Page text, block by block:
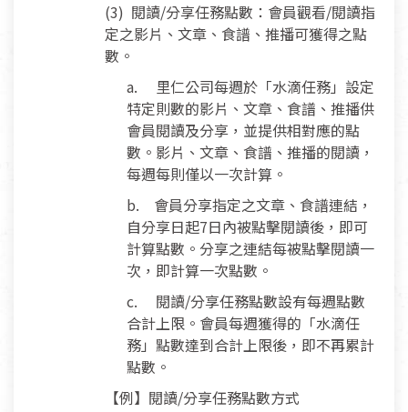
(3) 閱讀/分享任務點數：會員觀看/閱讀指
定之影片、文章、食譜、推播可獲得之點
數。
a. 里仁公司每週於「水滴任務」設定
特定則數的影片、文章、食譜、推播供
會員閱讀及分享，並提供相對應的點
數。影片、文章、食譜、推播的閱讀，
每週每則僅以一次計算。
b. 會員分享指定之文章、食譜連結，
自分享日起7日內被點擊閱讀後，即可
計算點數。分享之連結每被點擊閱讀一
次，即計算一次點數。
c. 閱讀/分享任務點數設有每週點數
合計上限。會員每週獲得的「水滴任
務」點數達到合計上限後，即不再累計
點數。
【例】閱讀/分享任務點數方式